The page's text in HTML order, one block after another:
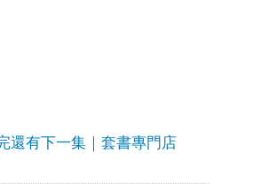
還有下一集｜套書專門店